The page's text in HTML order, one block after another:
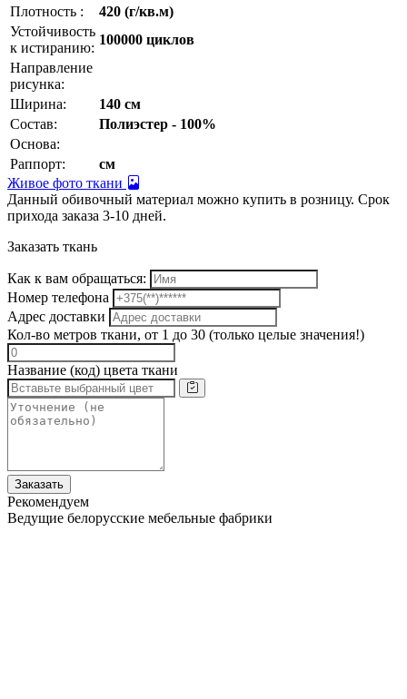
Плотность :
420 (г/кв.м)
Устойчивость
к истиранию:
100000 циклов
Направление
рисунка:
Ширина:
140 см
Состав:
Полиэстер - 100%
Основа:
Раппорт:
см
Живое фото ткани
Данный обивочный материал можно купить в розницу. Срок
прихода заказа 3-10 дней.
Заказать ткань
Как к вам обращаться:
Номер телефона
Адрес доставки
Кол-во метров ткани, от 1 до 30 (только целые значения!)
Название (код) цвета ткани
Заказать
Рекомендуем
Ведущие белорусские мебельные фабрики